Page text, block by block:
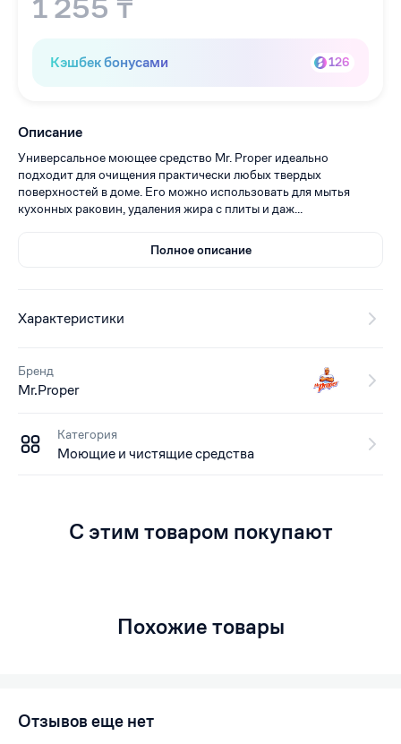
1 255 ₸
Кэшбек бонусами 126
Описание
Универсальное моющее средство Mr. Proper идеально
подходит для очищения практически любых твердых
поверхностей в доме. Его можно использовать для мытья
кухонных раковин, удаления жира с плиты и даж...
Полное описание
Характеристики
Бренд
Mr.Proper
Категория
Моющие и чистящие средства
С этим товаром покупают
Похожие товары
Отзывов еще нет